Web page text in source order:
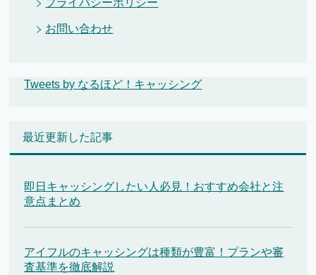
お問い合わせ
Tweets by なるほど！キャッシング
最近更新した記事
即日キャッシングしたい人必見！おすすめ会社と注
意点まとめ
アイフルのキャッシングは種類が豊富！プランや審
査基準を徹底解説